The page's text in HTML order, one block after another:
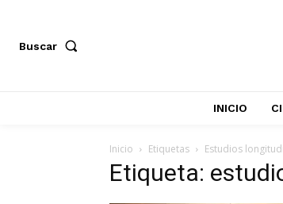
Buscar
INICIO
Inicio Etiquetas Estudios
Etiqueta: